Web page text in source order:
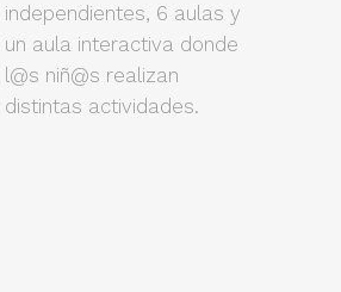
independientes, 6 aulas y
un aula interactiva donde
l@s niñ@s realizan
distintas actividades.